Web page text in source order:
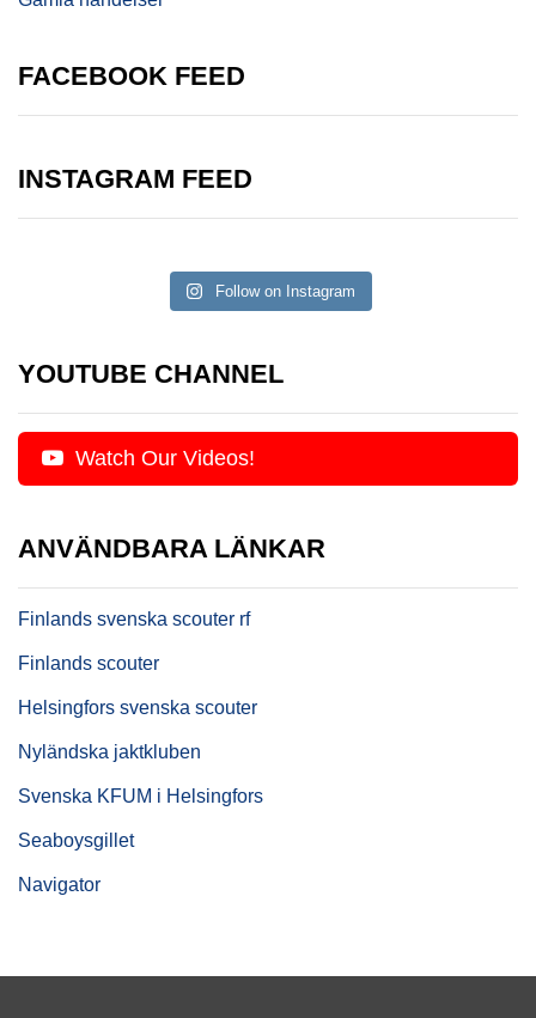
FACEBOOK FEED
INSTAGRAM FEED
Follow on Instagram
YOUTUBE CHANNEL
Watch Our Videos!
ANVÄNDBARA LÄNKAR
Finlands svenska scouter rf
Finlands scouter
Helsingfors svenska scouter
Nyländska jaktkluben
Svenska KFUM i Helsingfors
Seaboysgillet
Navigator